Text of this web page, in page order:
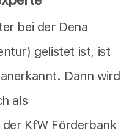
bei der Dena
gelistet ist, ist
Dann wird
als
KfW Förderbank